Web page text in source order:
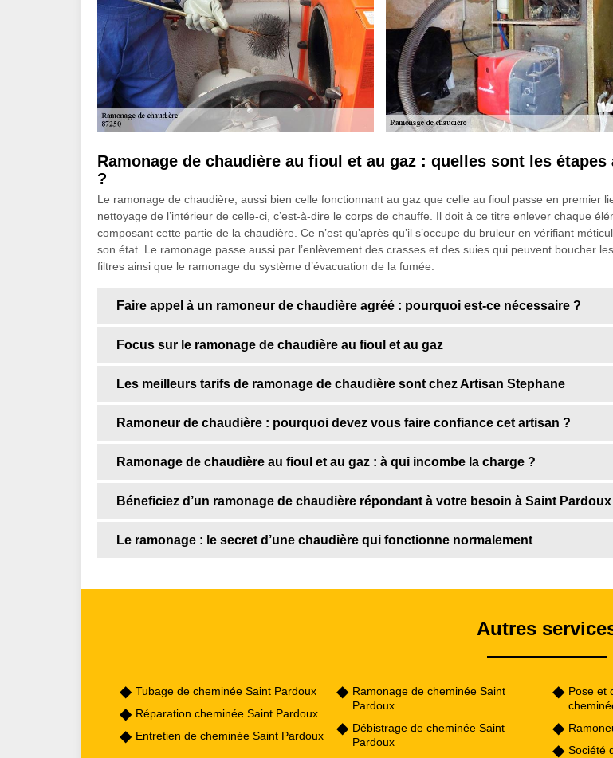
Ramonage de chaudière au fioul et au gaz : quelles sont les étapes
?
Le ramonage de chaudière, aussi bien celle fonctionnant au gaz que celle au fioul passe en premier
nettoyage de l’intérieur de celle-ci, c’est-à-dire le corps de chauffe. Il doit à ce titre enlever chaque
composant cette partie de la chaudière. Ce n’est qu’après qu’il s’occupe du bruleur en vérifiant
son état. Le ramonage passe aussi par l’enlèvement des crasses et des suies qui peuvent boucher
filtres ainsi que le ramonage du système d’évacuation de la fumée.
Faire appel à un ramoneur de chaudière agréé : pourquoi est-ce nécessaire ?
Focus sur le ramonage de chaudière au fioul et au gaz
Les meilleurs tarifs de ramonage de chaudière sont chez Artisan Stephane
Ramoneur de chaudière : pourquoi devez vous faire confiance cet artisan ?
Ramonage de chaudière au fioul et au gaz : à qui incombe la charge ?
Béneficiez d’un ramonage de chaudière répondant à votre besoin à Saint Pardoux
Le ramonage : le secret d’une chaudière qui fonctionne normalement
Autres
Tubage de cheminée Saint Pardoux
Réparation cheminée Saint Pardoux
Entretien de cheminée Saint Pardoux
Ramonage de cheminée Saint
Pardoux
Débistrage de cheminée Saint
Pardoux
Pose et
Société